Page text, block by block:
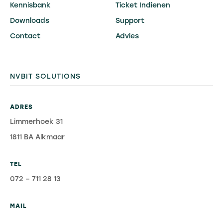
Kennisbank
Downloads
Contact
Ticket Indienen
Support
Advies
NVBIT SOLUTIONS
ADRES
Limmerhoek 31
1811 BA Alkmaar
TEL
072 – 711 28 13
MAIL